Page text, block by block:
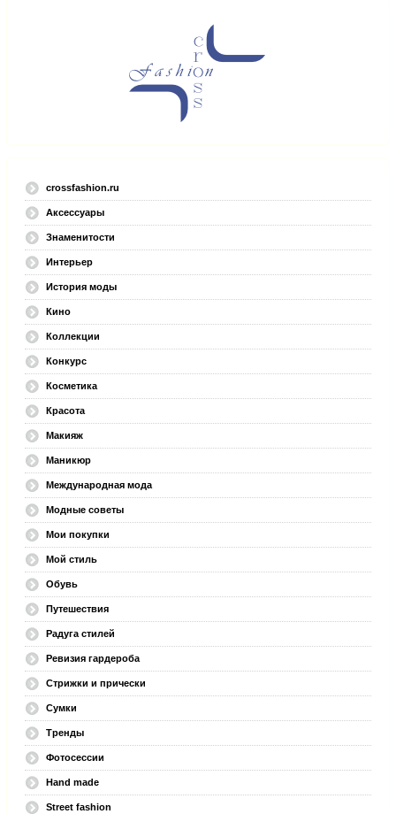
crossfashion.ru
Аксессуары
Знаменитости
Интерьер
История моды
Кино
Коллекции
Конкурс
Косметика
Красота
Макияж
Маникюр
Международная мода
Модные советы
Мои покупки
Мой стиль
Обувь
Путешествия
Радуга стилей
Ревизия гардероба
Стрижки и прически
Сумки
Тренды
Фотосессии
Hand made
Street fashion